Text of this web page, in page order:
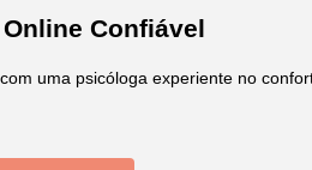
Confiável
uma psicóloga experiente no